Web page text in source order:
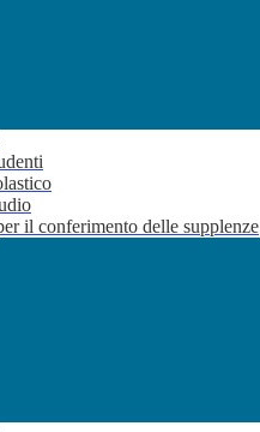
il conferimento delle supplenze